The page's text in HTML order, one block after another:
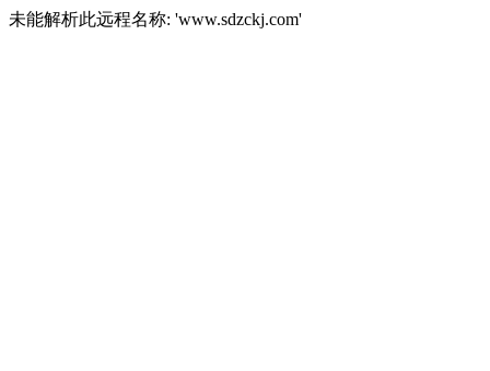
未能解析此远程名称: 'www.sdzckj.com'